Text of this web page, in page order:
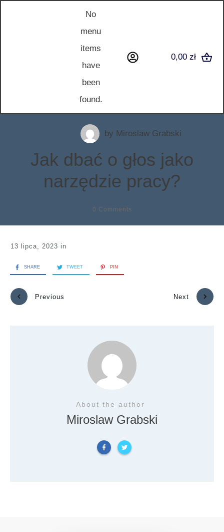
No
menu
items
have
been
found.
0,00 zł
by Miroslaw Grabski
Jak dbać o głos jako
narzędzie pracy?
0 Comments
13 lipca, 2023 in
SHARE TWEET PIN
Previous Next
About the author
Miroslaw Grabski